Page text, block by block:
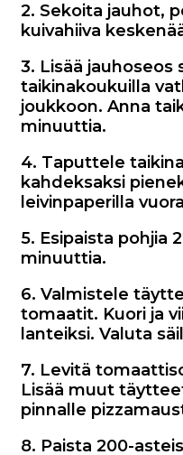
2. Sekoita jauhot,
kuivahiiva
3. Lisää jauhoseos
taikinakoukuilla
joukkoon. Anna
minuuttia.
4. Taputtele
kahdeksaksi
leivinpaperilla
5. Esipaista pohjia
minuuttia.
6. Valmistele
tomaatit. Kuori ja
lanteiksi. Valuta
7. Levitä
Lisää muut
pinnalle
8. Paista 200-